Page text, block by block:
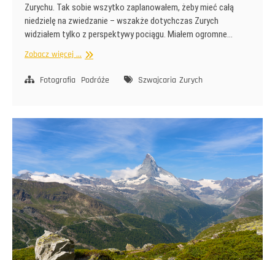
Zurychu. Tak sobie wszytko zaplanowałem, żeby mieć całą
niedzielę na zwiedzanie – wszakże dotychczas Zurych
widziałem tylko z perspektywy pociągu. Miałem ogromne…
Zobacz więcej ... Słonecznie
Zurychu
Fotografia Podróże Szwajcaria Zurych